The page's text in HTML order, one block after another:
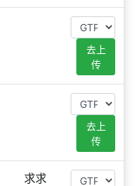
去上
传
去上
传
求求